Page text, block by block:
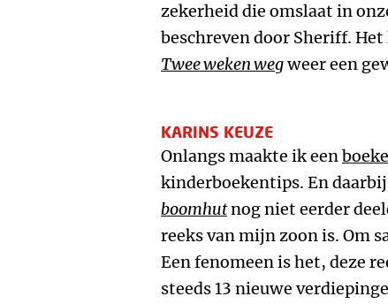
zekerheid die omslaat in
beschreven door Sheriff.
Twee weken wegweer een
KARINS KEUZE
Onlangs maakte ik een
kinderboekentips. En
boomhutnog niet eerder
reeks van mijn zoon is. Om
Een fenomeen is het, deze
steeds 13 nieuwe